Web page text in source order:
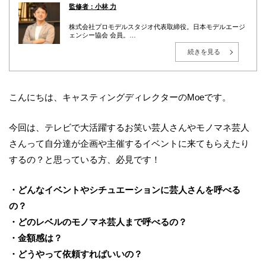
監修者：小林 力
株式会社プロモデルスタジオ代表取締役。日本モデルエージ
ェンシー協会 会員。
東京都世田谷区出身。1999年、株式会社インテック（現：
TISインテックグループ）入社後、広告・エンターテインメ
ント業界へ転身。2010年に株式会社プロモデルスタジオを創
選・紹介に留めず、企業の目的・ターゲット・予算に応じ
た“成果につながる戦略設計”から、撮影・イベント当日の進
を監督。多数案件から得られる実務データをもとに、相場
感・成功パターン・リスク管理のナレッジ化を推進してい
る。
脈」を重視し、成果と納得感の両立を大切にしている。
続きを見る
こんにちは、キャスティングディレクターのMoeです。
今回は、テレビで大活躍するお笑い芸人さんやモノマネ芸人
さんって自分達が企画や主催するイベントに来てもらえたり
するの？と思っている方、必見です！
・どんなイベントやシチュエーションに芸人さんを呼べる
の？
・どのレベルのモノマネ芸人まで呼べるの？
・金額感は？
・どうやって依頼すればいいの？